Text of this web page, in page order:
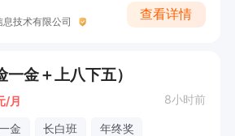
技术有限公司
查看详情
金＋上八下五）
/月 8小时前
金 长白班 年终奖